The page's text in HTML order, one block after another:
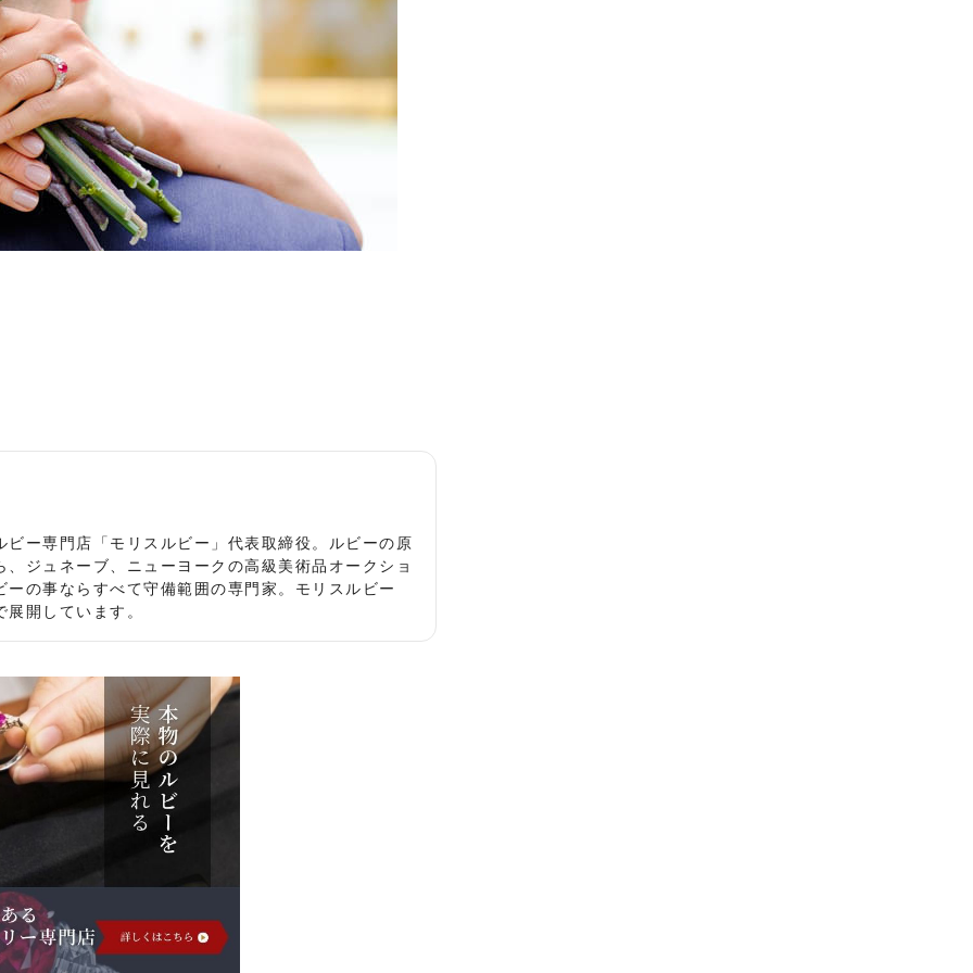
ビー専門店「モリスルビー」代表取締役。ルビーの原
、ジュネーブ、ニューヨークの高級美術品オークショ
ーの事ならすべて守備範囲の専門家。モリスルビー
開しています。